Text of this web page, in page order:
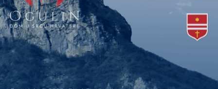
Copyright © 2018. Grad Ogulin, sva prava pridržana.